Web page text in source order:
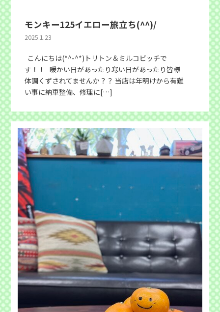
モンキー125イエロー旅立ち(^^)/
2025.1.23
こんにちは(*^-^*)トリトン＆ミルコビッチで
す！！ 暖かい日があったり寒い日があったり皆様
体調くずされてませんか？？ 当店は年明けから有難
い事に納車整備、修理に[…]